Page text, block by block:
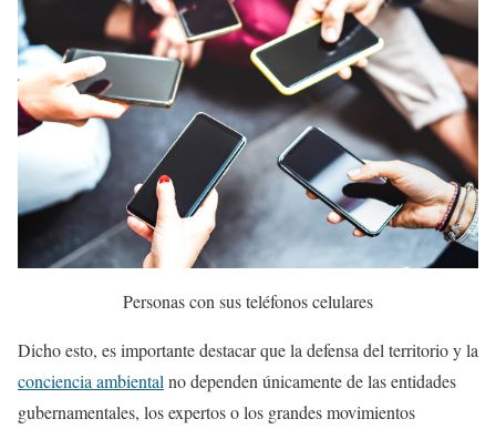
Personas con sus teléfonos celulares
Dicho esto, es importante destacar que la defensa del territorio y la
conciencia ambiental no dependen únicamente de las entidades
gubernamentales, los expertos o los grandes movimientos